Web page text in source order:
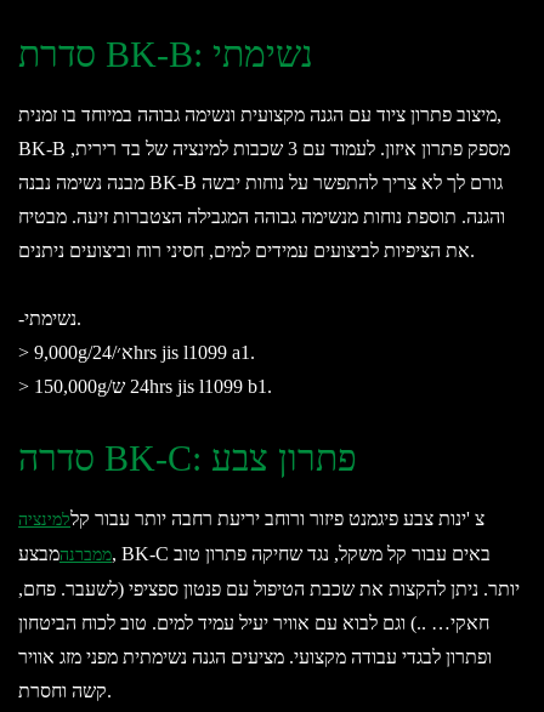
סדרת BK-B: נשימתי
מיצוב פתרון ציוד עם הגנה מקצועית ונשימה גבוהה במיוחד בו זמנית,
BK-B מספק פתרון איזון. לעמוד עם 3 שכבות למינציה של בד רירית,
מבנה נשימה נבנה BK-B גורם לך לא צריך להתפשר על נוחות יבשה
והגנה. תוספת נוחות מנשימה גבוהה המגבילה הצטברות זיעה. מבטיח
את הציפיות לביצועים עמידים למים, חסיני רוח וביצועים ניתנים.
-נשימתי.
> 9,000g/א׳/24hrs jis l1099 a1.
> 150,000g/ש‎ 24hrs jis l1099 b1.
סדרה BK-C: פתרון צבע
צ 'ינות צבע פיגמנט פיזור ורוחב יריעת רחבה יותר עבור קללמינציה
ממברנהמבצע, BK-C באים עבור קל משקל, נגד שחיקה פתרון טוב
יותר. ניתן להקצות את שכבת הטיפול עם פנטון ספציפי (לשעבר. פחם,
חאקי… ..) וגם לבוא עם אוויר יעיל עמיד למים. טוב לכוח הביטחון
ופתרון לבגדי עבודה מקצועי. מציעים הגנה נשימתית מפני מזג אוויר
קשה וחסרת.